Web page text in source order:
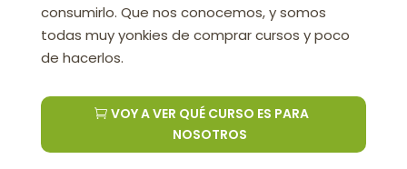
consumirlo. Que nos conocemos, y somos
todas muy yonkies de comprar cursos y poco
de hacerlos.
VOY A VER QUÉ CURSO ES PARA
NOSOTROS